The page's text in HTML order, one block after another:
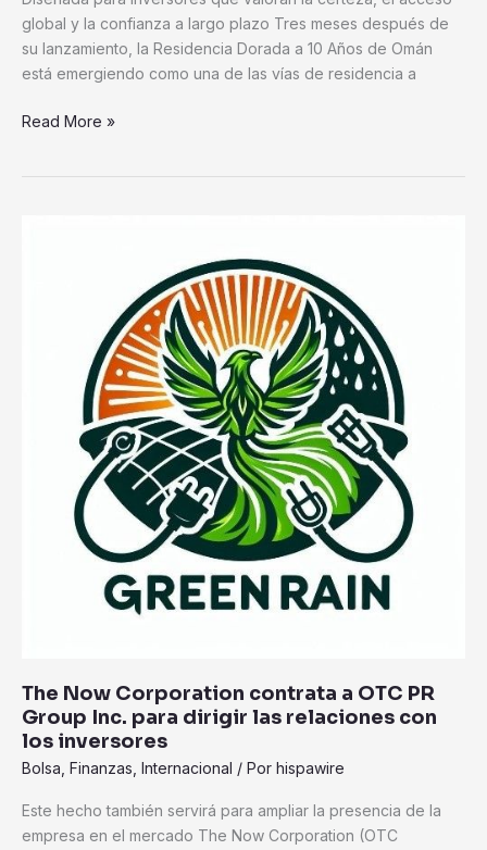
global y la confianza a largo plazo Tres meses después de
su lanzamiento, la Residencia Dorada a 10 Años de Omán
está emergiendo como una de las vías de residencia a
Read More »
The Now Corporation contrata a OTC PR
Group Inc. para dirigir las relaciones con
los inversores
Bolsa Finanzas Internacional / Por hispawire
Este hecho también servirá para ampliar la presencia de la
empresa en el mercado The Now Corporation (OTC
relaciones